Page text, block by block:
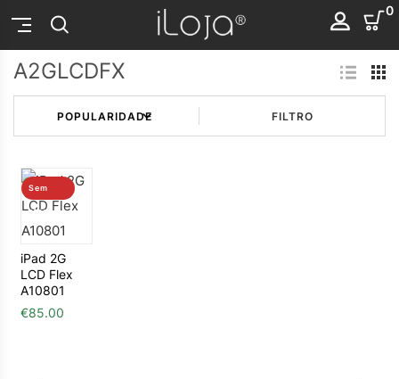
0
A2GLCDFX
FILTRO
Sem
stock
iPad 2G
LCD Flex
A10801
€85.00